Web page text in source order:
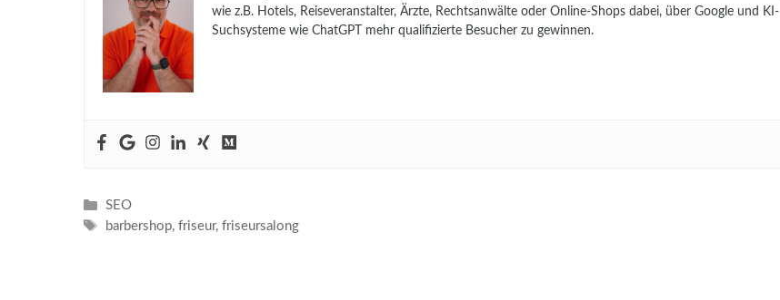
wie z.B. Hotels, Reiseveranstalter, Ärzte, Rechtsanwälte oder Online-Shops dabei, über Google und KI-
Suchsysteme wie ChatGPT mehr qualifizierte Besucher zu gewinnen.
Kategorien
SEO
Schlagwörter
barbershop,friseur,friseursalong